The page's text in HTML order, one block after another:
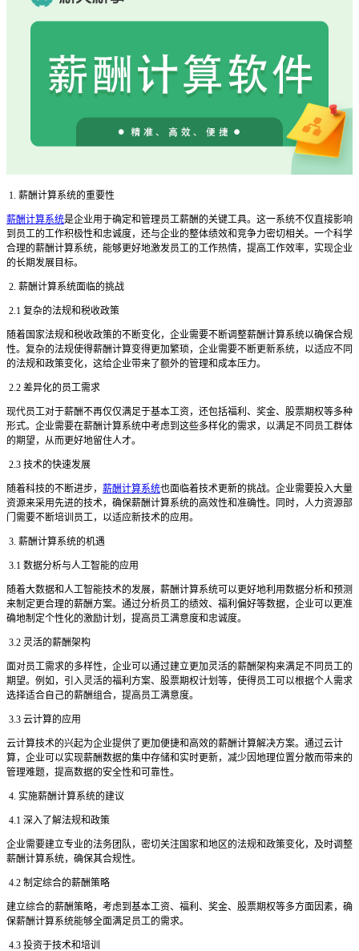
1. 薪酬计算系统的重要性
薪酬计算系统是企业用于确定和管理员工薪酬的关键工具。这一系统不仅直接影响
到员工的工作积极性和忠诚度，还与企业的整体绩效和竞争力密切相关。一个科学
合理的薪酬计算系统，能够更好地激发员工的工作热情，提高工作效率，实现企业
的长期发展目标。
2. 薪酬计算系统面临的挑战
2.1 复杂的法规和税收政策
随着国家法规和税收政策的不断变化，企业需要不断调整薪酬计算系统以确保合规
性。复杂的法规使得薪酬计算变得更加繁琐，企业需要不断更新系统，以适应不同
的法规和政策变化，这给企业带来了额外的管理和成本压力。
2.2 差异化的员工需求
现代员工对于薪酬不再仅仅满足于基本工资，还包括福利、奖金、股票期权等多种
形式。企业需要在薪酬计算系统中考虑到这些多样化的需求，以满足不同员工群体
的期望，从而更好地留住人才。
2.3 技术的快速发展
随着科技的不断进步， 薪酬计算系统也面临着技术更新的挑战。企业需要投入大量
资源来采用先进的技术，确保薪酬计算系统的高效性和准确性。同时，人力资源部
门需要不断培训员工，以适应新技术的应用。
3. 薪酬计算系统的机遇
3.1 数据分析与人工智能的应用
随着大数据和人工智能技术的发展，薪酬计算系统可以更好地利用数据分析和预测
来制定更合理的薪酬方案。通过分析员工的绩效、福利偏好等数据，企业可以更准
确地制定个性化的激励计划，提高员工满意度和忠诚度。
3.2 灵活的薪酬架构
面对员工需求的多样性，企业可以通过建立更加灵活的薪酬架构来满足不同员工的
期望。例如，引入灵活的福利方案、股票期权计划等，使得员工可以根据个人需求
选择适合自己的薪酬组合，提高员工满意度。
3.3 云计算的应用
云计算技术的兴起为企业提供了更加便捷和高效的薪酬计算解决方案。通过云计
算，企业可以实现薪酬数据的集中存储和实时更新，减少因地理位置分散而带来的
管理难题，提高数据的安全性和可靠性。
4. 实施薪酬计算系统的建议
4.1 深入了解法规和政策
企业需要建立专业的法务团队，密切关注国家和地区的法规和政策变化，及时调整
薪酬计算系统，确保其合规性。
4.2 制定综合的薪酬策略
建立综合的薪酬策略，考虑到基本工资、福利、奖金、股票期权等多方面因素，确
保薪酬计算系统能够全面满足员工的需求。
4.3 投资于技术和培训